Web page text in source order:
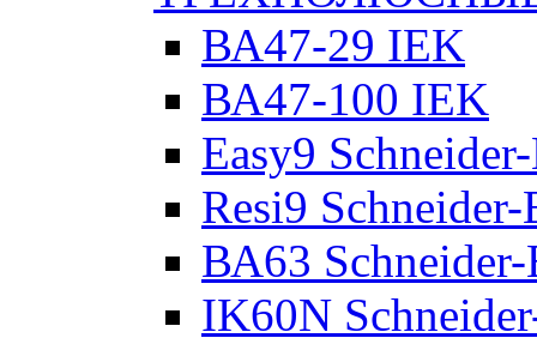
ВА47-29 IEK
ВА47-100 IEK
Easy9
Resi9
ВА63
IK60N